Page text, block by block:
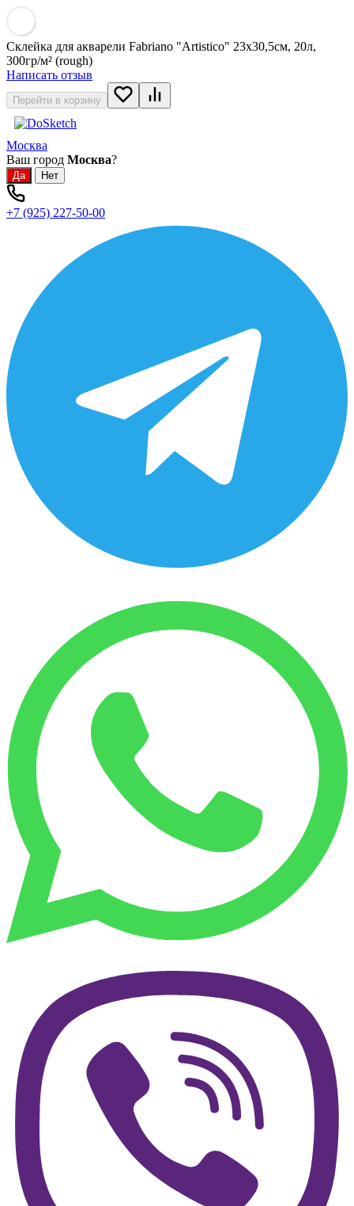
Склейка для акварели Fabriano "Artistico" 23x30,5см, 20л,
300гр/м² (rough)
Написать отзыв
Перейти в корзину
Москва
Ваш город Москва?
+7 (925) 227-50-00